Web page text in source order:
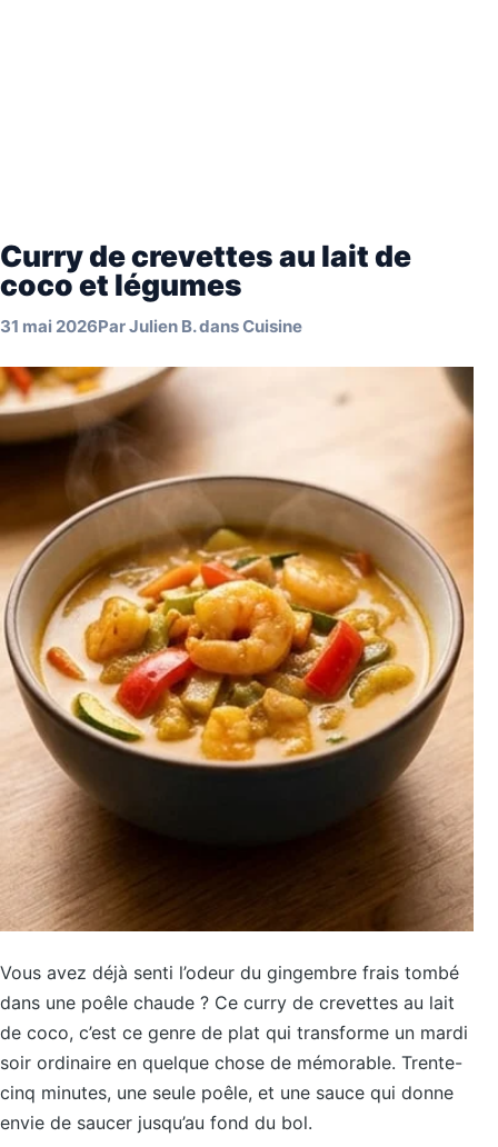
Curry de crevettes au lait de
coco et légumes
31 mai 2026ParJulien B.dansCuisine
Vous avez déjà senti l’odeur du gingembre frais tombé
dans une poêle chaude ? Ce curry de crevettes au lait
de coco, c’est ce genre de plat qui transforme un mardi
soir ordinaire en quelque chose de mémorable. Trente-
cinq minutes, une seule poêle, et une sauce qui donne
envie de saucer jusqu’au fond du bol.